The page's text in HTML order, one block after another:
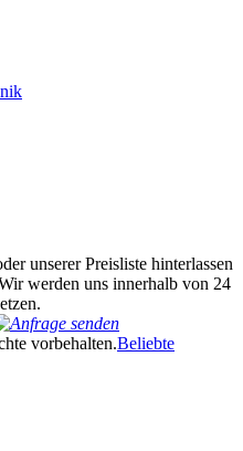
unserer Preisliste hinterlassen
werden uns innerhalb von 24
vorbehalten.Beliebte